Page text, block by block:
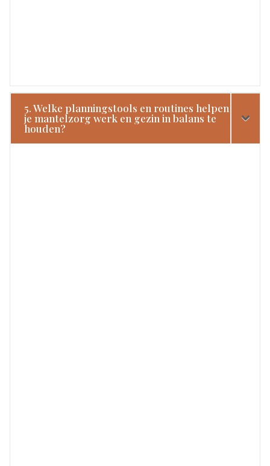
5. Welke planningstools en routines helpen
je mantelzorg werk en gezin in balans te
houden?